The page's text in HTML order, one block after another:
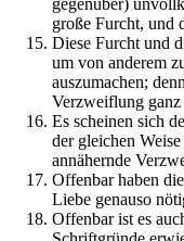
große Furcht, und
Diese Furcht und
um von anderem
auszumachen;
Verzweiflung ganz
Es scheinen sich
der gleichen
annähernde
Offenbar haben
Liebe genauso
Offenbar ist es